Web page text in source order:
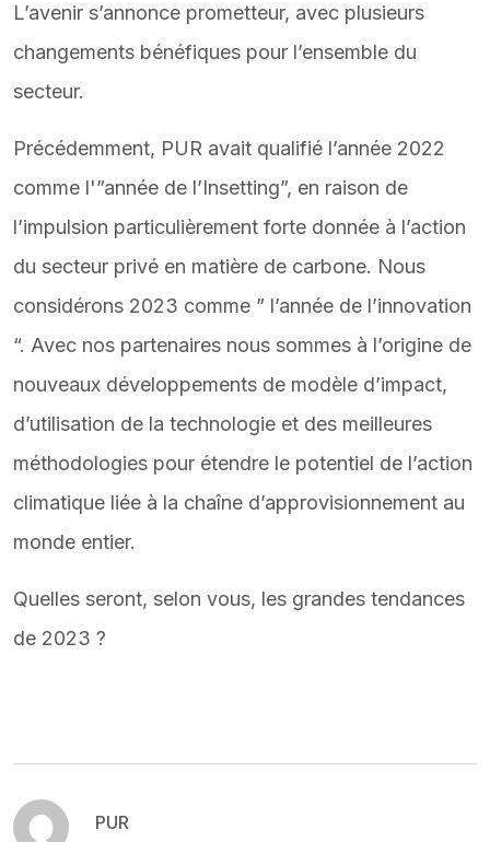
L’avenir s’annonce prometteur, avec plusieurs
changements bénéfiques pour l’ensemble du
secteur.
Précédemment, PUR avait qualifié l’année 2022
comme l'”année de l’Insetting”, en raison de
l’impulsion particulièrement forte donnée à l’action
du secteur privé en matière de carbone. Nous
considérons 2023 comme ” l’année de l’innovation
“. Avec nos partenaires nous sommes à l’origine de
nouveaux développements de modèle d’impact,
d’utilisation de la technologie et des meilleures
méthodologies pour étendre le potentiel de l’action
climatique liée à la chaîne d’approvisionnement au
monde entier.
Quelles seront, selon vous, les grandes tendances
de 2023 ?
PUR